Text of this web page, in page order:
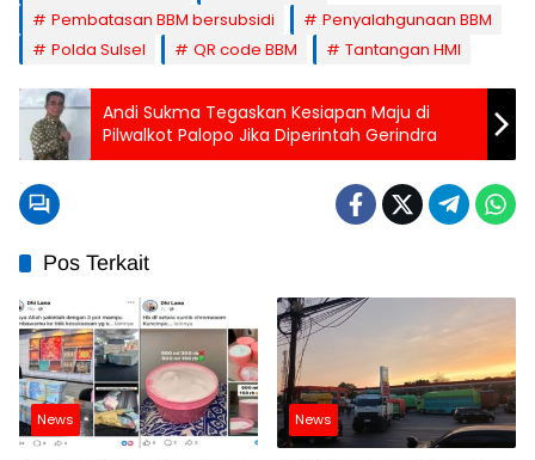
Pembatasan BBM bersubsidi
Penyalahgunaan BBM
Polda Sulsel
QR code BBM Tantangan HMI
Andi Sukma Tegaskan Kesiapan Maju di
Pilwalkot Palopo Jika Diperintah Gerindra
Pos Terkait
News News